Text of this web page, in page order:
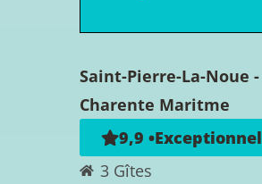
Saint-Pierre-La-Noue -
Charente Maritme
9,9 •Exceptionnel
3 Gîtes